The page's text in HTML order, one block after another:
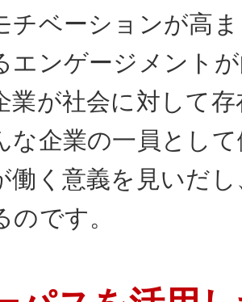
チベーションが高
エンゲージメント
業が社会に対して
な企業の一員とし
働く意義を見いだ
のです。